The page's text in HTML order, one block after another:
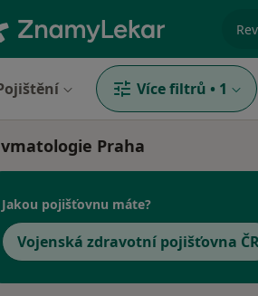
Více filtrů • 1
Praha
Jakou pojišťovnu máte?
Vojenská zdravotní pojišťovna